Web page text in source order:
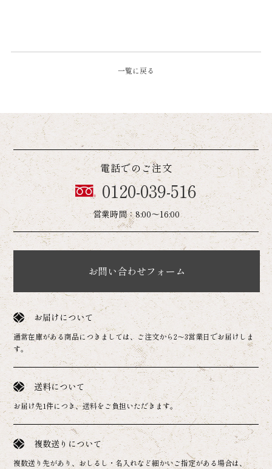
一覧に戻る
電話でのご注文
0120-039-516
営業時間：8:00～16:00
お問い合わせフォーム
お届けについて
通常在庫がある商品につきましては、ご注文から2～3営業日でお届けしま
す。
送料について
お届け先1件につき、送料をご負担いただきます。
複数送りについて
複数送り先があり、おしるし・名入れなど細かいご指定がある場合は、